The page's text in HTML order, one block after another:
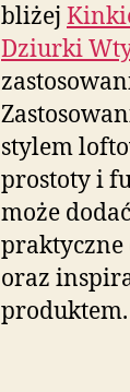
bliżej
Dziurki
stylem
prostoty i
może
praktyczne
oraz
produktem.